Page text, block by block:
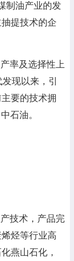
制油产业的发
提技术的企
率及选择性上
现以来，引
要的技术拥
石油。
技术，产品完
烃等行业高
燕山石化，